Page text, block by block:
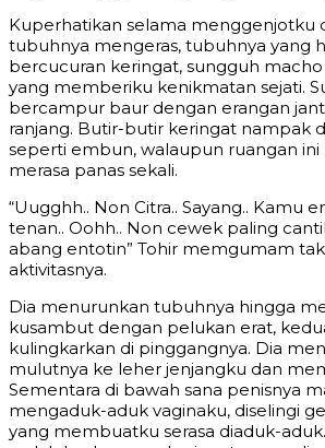
Kuperhatikan selama menggenjotku
tubuhnya mengeras, tubuhnya yang
bercucuran keringat, sungguh macho
yang memberiku kenikmatan sejati.
bercampur baur dengan erangan
ranjang. Butir-butir keringat nampak
seperti embun, walaupun ruangan
merasa panas sekali.
“Uugghh.. Non Citra.. Sayang.. Kamu
tenan.. Oohh.. Non cewek paling
abang entotin” Tohir memgumam
aktivitasnya.
Dia menurunkan tubuhnya hingga
kusambut dengan pelukan erat,
kulingkarkan di pinggangnya. Dia
mulutnya ke leher jenjangku dan
Sementara di bawah sana penisnya
mengaduk-aduk vaginaku, diselingi
yang membuatku serasa diaduk-